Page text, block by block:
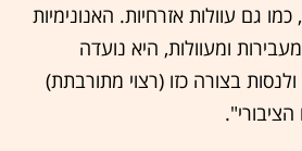
גם עוולות אזרחיות. האנונימיות
ומעוולות, היא נועדה
בצורה כזו (רצוי מתורבתת)